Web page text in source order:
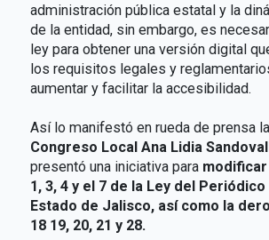
administración pública estatal y la
de la entidad, sin embargo, es
ley para obtener una versión digital
los requisitos legales y
aumentar y facilitar la accesibilidad.
Así lo manifestó en rueda de prensa la
Congreso Local Ana Lidia
presentó una iniciativa para
1, 3, 4 y el 7 de la Ley del Periódico
Estado de Jalisco, así como la
18 19, 20, 21 y 28.